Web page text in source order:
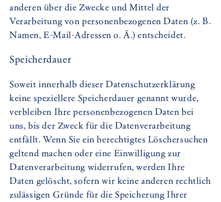
anderen über die Zwecke und Mittel der
Verarbeitung von personenbezogenen Daten (z. B.
Namen, E-Mail-Adressen o. Ä.) entscheidet.
Speicherdauer
Soweit innerhalb dieser Datenschutzerklärung
keine speziellere Speicherdauer genannt wurde,
verbleiben Ihre personenbezogenen Daten bei
uns, bis der Zweck für die Datenverarbeitung
entfällt. Wenn Sie ein berechtigtes Löschersuchen
geltend machen oder eine Einwilligung zur
Datenverarbeitung widerrufen, werden Ihre
Daten gelöscht, sofern wir keine anderen rechtlich
zulässigen Gründe für die Speicherung Ihrer